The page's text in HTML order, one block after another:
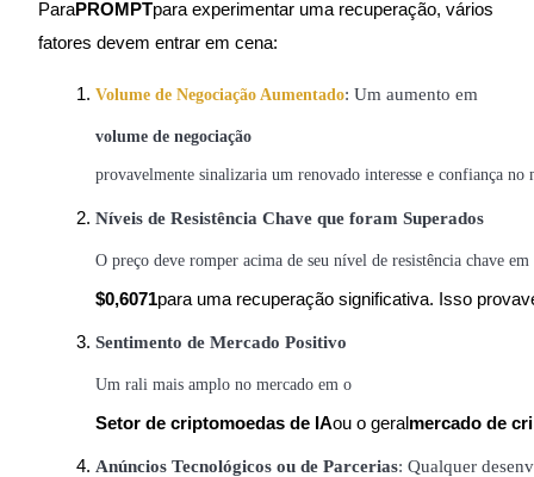
ParaPROMPTpara experimentar uma recuperação, vários
fatores devem entrar em cena:
Volume de Negociação Aumentado: Um aumento em
volume de negociação
provavelmente sinalizaria um renovado interesse e confiança
Níveis de Resistência Chave que foram Superados
O preço deve romper acima de seu nível de resistência chave em
$0,6071para uma recuperação significativa. Isso
Sentimento de Mercado Positivo
Um rali mais amplo no mercado em o
Setor de criptomoedas de IAou o geral mercado de
Anúncios Tecnológicos ou de Parcerias: Qualquer